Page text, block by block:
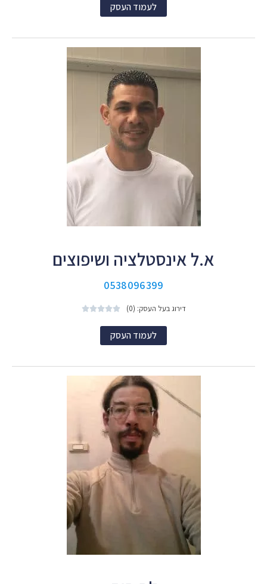
לעמוד העסק
א.ל אינסטלציה ושיפוצים
0538096399
דירוג בעל העסק: (0) 




לעמוד העסק